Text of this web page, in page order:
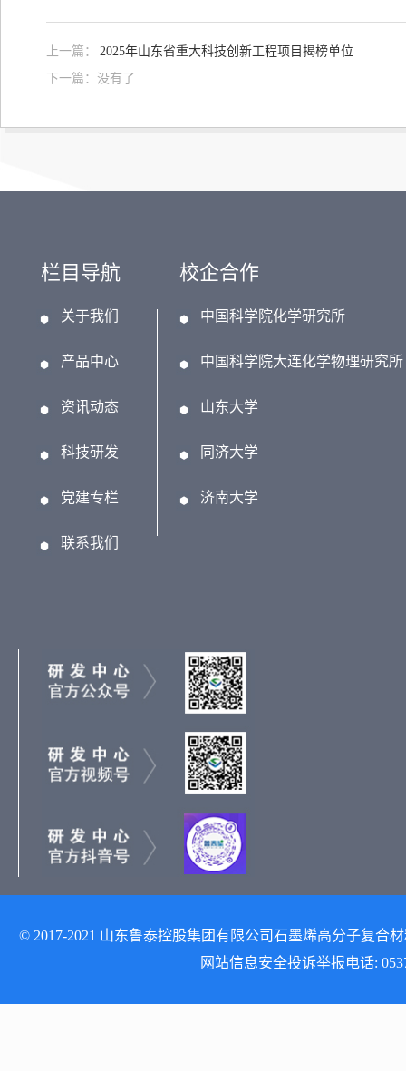
上一篇：
2025年山东省重大科技创新工程项目揭榜单位
下一篇：没有了
栏目导航
关于我们
产品中心
资讯动态
科技研发
党建专栏
联系我们
校企合作
中国科学院化学研究所
中国科学院大连化学物理研究所
山东大学
同济大学
济南大学
© 2017-2021 山东鲁泰控股集团有限公司石墨烯高分子复合
网站信息安全投诉举报电话: